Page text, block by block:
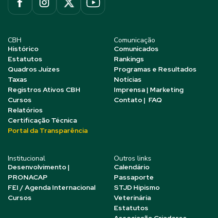
CBH
Histórico
Estatutos
Quadros Juízes
Taxas
Registros Ativos CBH
Cursos
Relatórios
Certificação Técnica
Portal da Transparência
Comunicação
Comunicados
Rankings
Programas e Resultados
Notícias
Imprensa | Marketing
Contato | FAQ
Institucional
Desenvolvimento |
PRONACAP
FEI / Agenda Internacional
Cursos
Outros links
Calendário
Passaporte
STJD Hipismo
Veterinária
Estatutos